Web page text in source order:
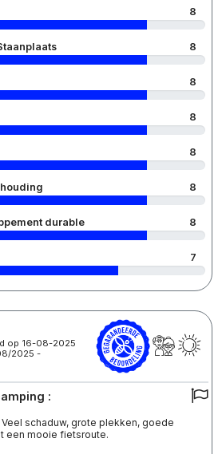
8
8
8
8
8
8
durable 8
7
op 16-08-2025
2025 -
:
schaduw, grote plekken, goede
een mooie fietsroute.